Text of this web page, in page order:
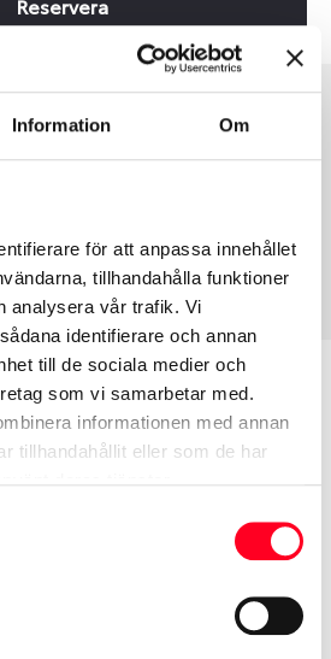
Information Om
för att anpassa innehållet
tillhandahålla funktioner
analysera vår trafik. Vi
identifierare och annan
till de sociala medier och
som vi samarbetar med.
informationen med annan
tillhandahållit eller som de har
Tum
17
Art nummer
6471
fälg min bil?
för att se om den fälg
bytts ut under årens lopp och
som bilen hade ut från